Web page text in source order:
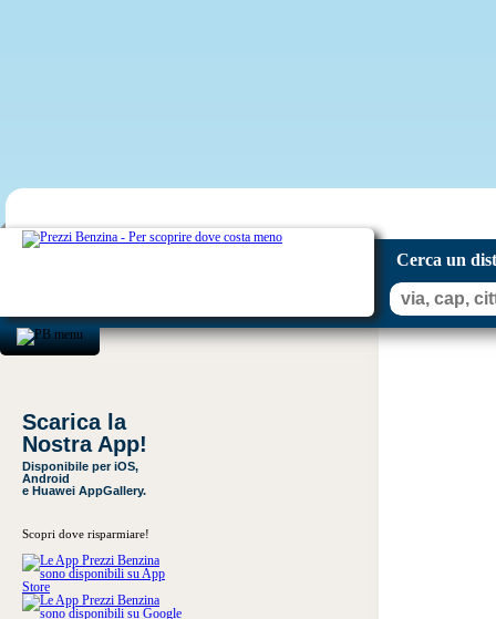
Cerca un
Scarica la
Nostra App!
Disponibile per iOS,
Android
e Huawei AppGallery.
Scopri dove risparmiare!